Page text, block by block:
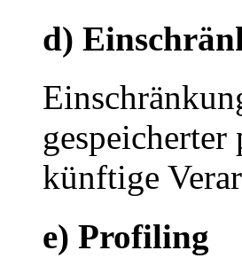
d)
künftige
e) Profiling